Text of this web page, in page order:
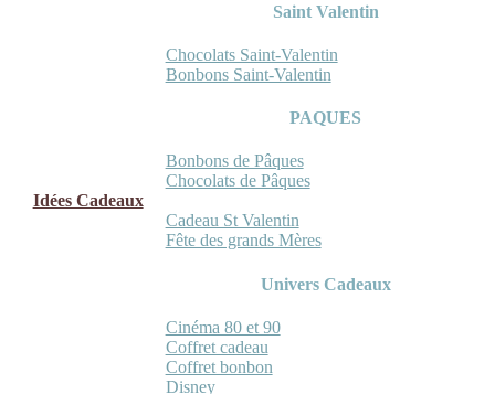
Saint Valentin
Chocolats Saint-Valentin
Bonbons Saint-Valentin
PAQUES
Bonbons de Pâques
Chocolats de Pâques
Idées Cadeaux
Cadeau St Valentin
Fête des grands Mères
Univers Cadeaux
Cinéma 80 et 90
Coffret cadeau
Coffret bonbon
Disney